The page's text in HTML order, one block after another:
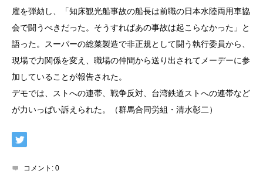
雇を弾劾し、「知床観光船事故の船長は前職の日本水陸両用車協
会で闘うべきだった。そうすればあの事故は起こらなかった」と
語った。スーパーの総菜製造で非正規として闘う執行委員から、
現場で力関係を変え、職場の仲間から送り出されてメーデーに参
加していることが報告された。
デモでは、ストへの連帯、戦争反対、台湾鉄道ストへの連帯など
が力いっぱい訴えられた。（群馬合同労組・清水彰二）
コメント: 0